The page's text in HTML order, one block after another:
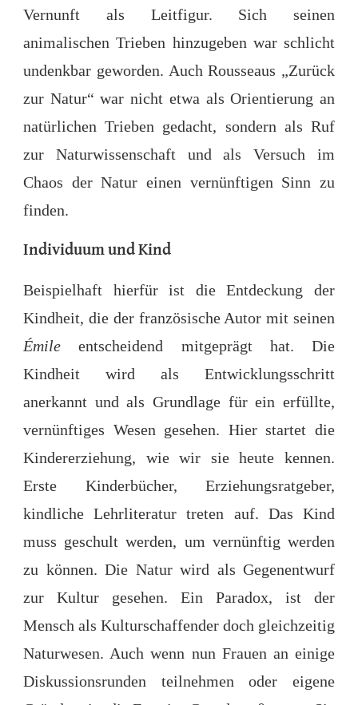
Vernunft als Leitfigur. Sich seinen
animalischen Trieben hinzugeben war schlicht
undenkbar geworden. Auch Rousseaus „Zurück
zur Natur“ war nicht etwa als Orientierung an
natürlichen Trieben gedacht, sondern als Ruf
zur Naturwissenschaft und als Versuch im
Chaos der Natur einen vernünftigen Sinn zu
finden.
Individuum und Kind
Beispielhaft hierfür ist die Entdeckung der
Kindheit, die der französische Autor mit seinen
Émile entscheidend mitgeprägt hat. Die
Kindheit wird als Entwicklungsschritt
anerkannt und als Grundlage für ein erfüllte,
vernünftiges Wesen gesehen. Hier startet die
Kindererziehung, wie wir sie heute kennen.
Erste Kinderbücher, Erziehungsratgeber,
kindliche Lehrliteratur treten auf. Das Kind
muss geschult werden, um vernünftig werden
zu können. Die Natur wird als Gegenentwurf
zur Kultur gesehen. Ein Paradox, ist der
Mensch als Kulturschaffender doch gleichzeitig
Naturwesen. Auch wenn nun Frauen an einige
Diskussionsrunden teilnehmen oder eigene